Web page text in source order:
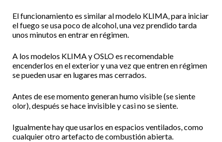
El funcionamiento es similar al modelo KLIMA, para iniciar
el fuego se usa poco de alcohol, una vez prendido tarda
unos minutos en entrar en régimen.
A los modelos KLIMA y OSLO es recomendable
encenderlos en el exterior y una vez que entren en régimen
se pueden usar en lugares mas cerrados.
Antes de ese momento generan humo visible (se siente
olor), después se hace invisible y casi no se siente.
Igualmente hay que usarlos en espacios ventilados, como
cualquier otro artefacto de combustión abierta.